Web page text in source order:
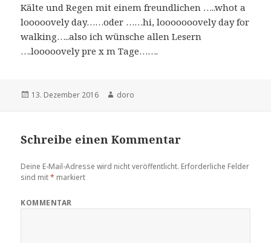
Kälte und Regen mit einem freundlichen …..whot a
looooovely day……oder ……hi, looooooovely day for
walking…..also ich wünsche allen Lesern
….looooovely pre x m Tage…….
Veröffentlicht
13. Dezember 2016 Autor
doro
Schreibe einen Kommentar
Deine E-Mail-Adresse wird nicht veröffentlicht. Erforderliche Felder
sind mit* markiert
KOMMENTAR